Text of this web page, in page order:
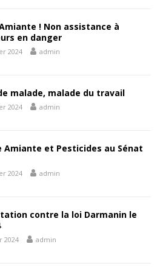
! Non assistance à
en danger
2024 admin
malade, malade du travail
2024 admin
Amiante et Pesticides au Sénat
2024 admin
contre la loi Darmanin le
2024 admin